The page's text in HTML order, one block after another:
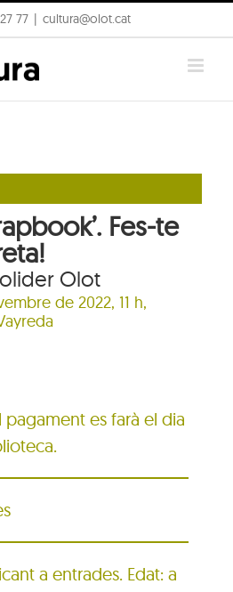
77 cultura@olot.cat
Fes-te
Olot
de 2022, 11 h,
pagament es farà el dia
a entrades. Edat: a